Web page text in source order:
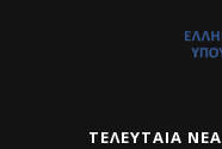
ΤΕΛΕΥΤΑΊΑ ΝΈΑ